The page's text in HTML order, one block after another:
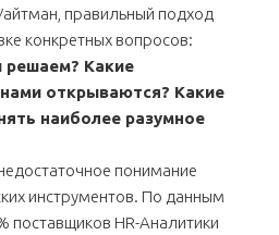
правильный подход
конкретных вопросов:
Какие
открываются? Какие
наиболее разумное
понимание
инструментов. По данным
поставщиков HR-Аналитики